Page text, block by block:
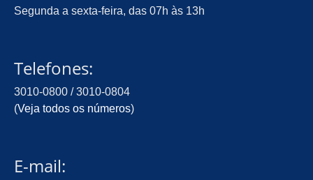
Segunda a sexta-feira, das 07h às 13h
Telefones:
3010-0800 / 3010-0804
(Veja todos os números)
E-mail: